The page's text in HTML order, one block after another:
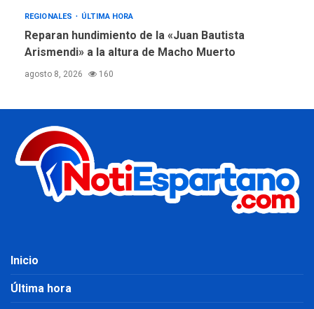
REGIONALES ÚLTIMA HORA
Reparan hundimiento de la «Juan Bautista
Arismendi» a la altura de Macho Muerto
agosto 8, 2026 160
Inicio
Última hora